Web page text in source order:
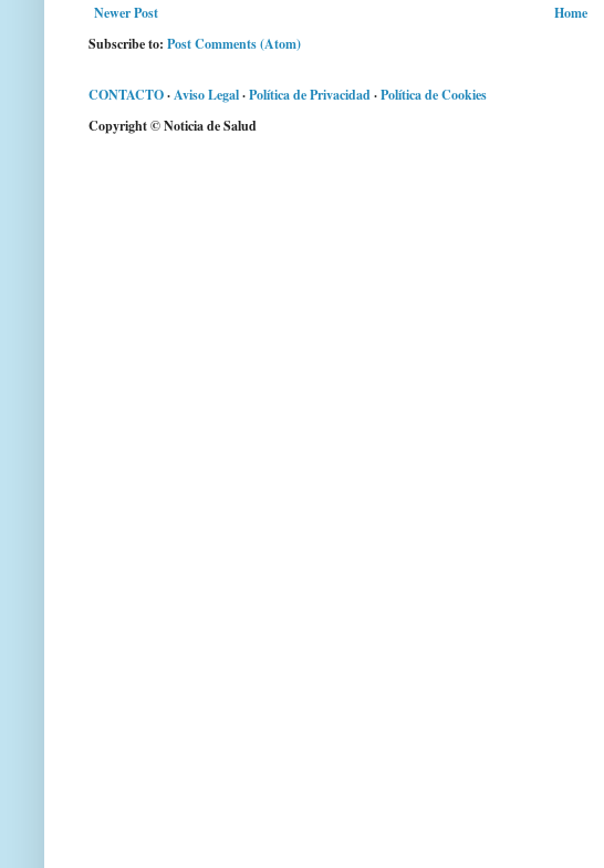
Newer Post
Home
Subscribe to: Post Comments (Atom)
CONTACTO·Aviso Legal·Política de Privacidad·Política de Cookies
Copyright © Noticia de Salud